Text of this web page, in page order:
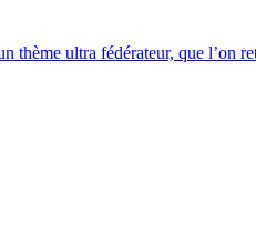
thème ultra fédérateur, que l’on